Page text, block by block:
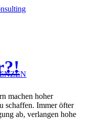
machen hoher
schaffen. Immer öfter
ab, verlangen hohe